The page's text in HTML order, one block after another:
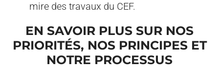
mire des travaux du CEF.
EN SAVOIR PLUS SUR NOS
PRIORITÉS, NOS PRINCIPES ET
NOTRE PROCESSUS